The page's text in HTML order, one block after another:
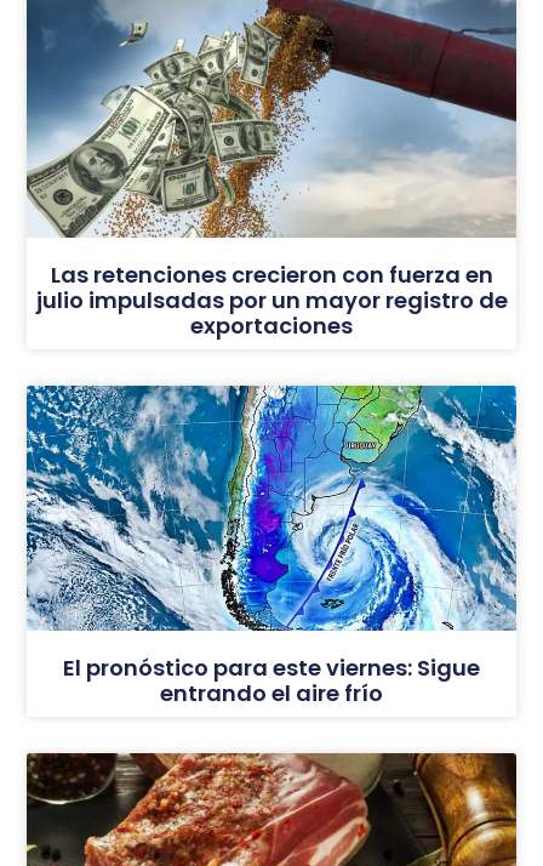
Las retenciones crecieron con fuerza en
julio impulsadas por un mayor registro de
exportaciones
El pronóstico para este viernes: Sigue
entrando el aire frío